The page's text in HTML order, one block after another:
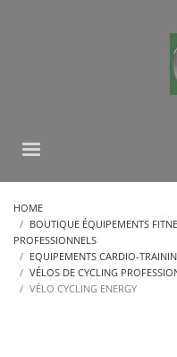
HOME
BOUTIQUE ÉQUIPEMENTS
PROFESSIONNELS
EQUIPEMENTS CARDIO-
VÉLOS DE CYCLING
VÉLO CYCLING ENERGY